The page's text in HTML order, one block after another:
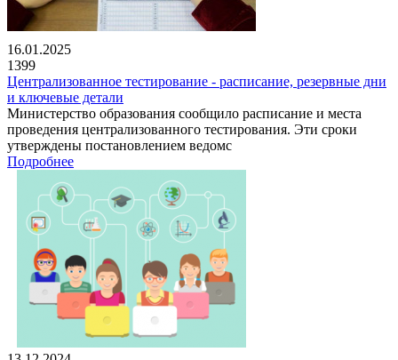
16.01.2025
1399
Централизованное тестирование - расписание, резервные дни
и ключевые детали
Министерство образования сообщило расписание и места
проведения централизованного тестирования. Эти сроки
утверждены постановлением ведомс
Подробнее